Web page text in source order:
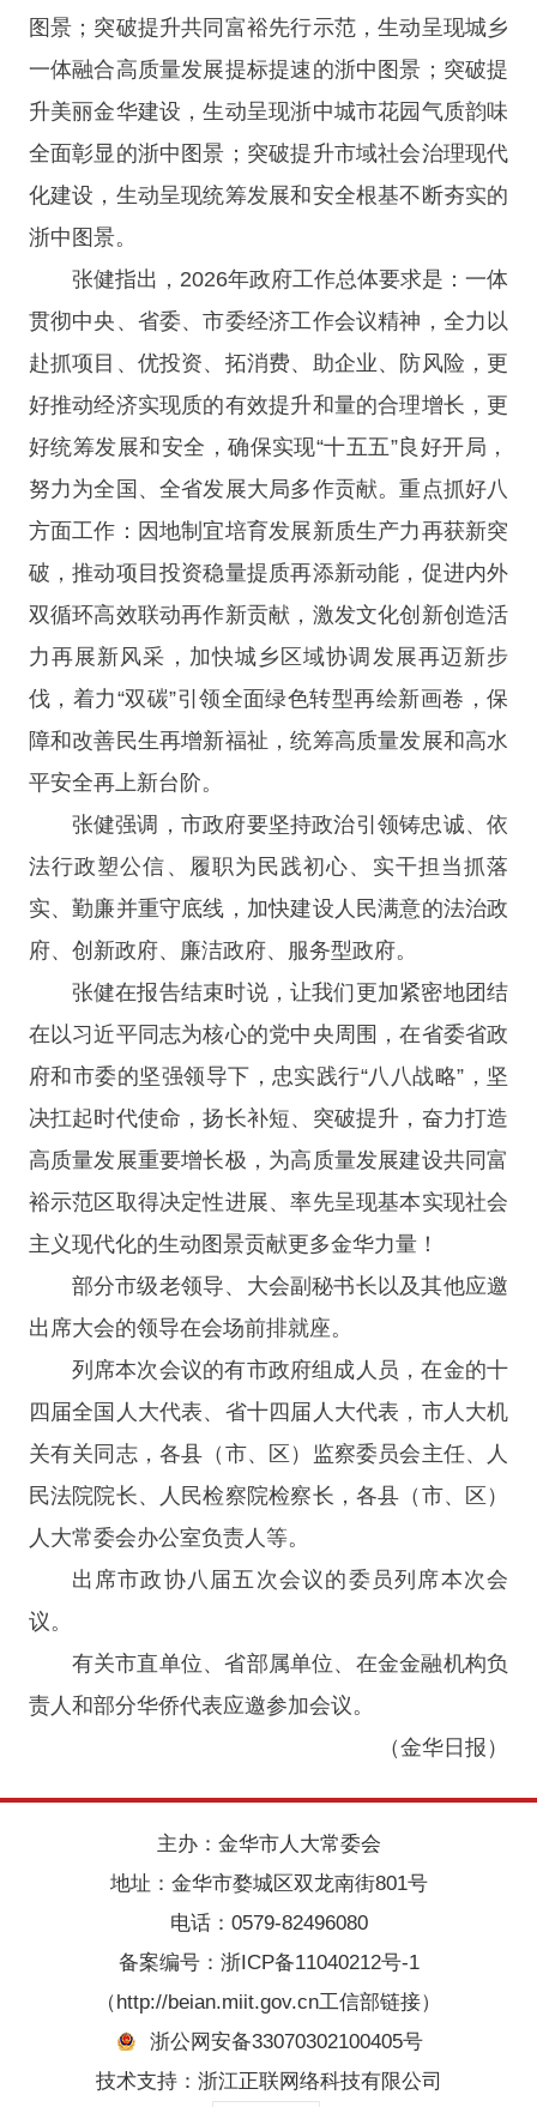
图景；突破提升共同富裕先行示范，生动呈现城乡
一体融合高质量发展提标提速的浙中图景；突破提
升美丽金华建设，生动呈现浙中城市花园气质韵味
全面彰显的浙中图景；突破提升市域社会治理现代
化建设，生动呈现统筹发展和安全根基不断夯实的
浙中图景。
张健指出，2026年政府工作总体要求是：一体
贯彻中央、省委、市委经济工作会议精神，全力以
赴抓项目、优投资、拓消费、助企业、防风险，更
好推动经济实现质的有效提升和量的合理增长，更
好统筹发展和安全，确保实现“十五五”良好开局，
努力为全国、全省发展大局多作贡献。重点抓好八
方面工作：因地制宜培育发展新质生产力再获新突
破，推动项目投资稳量提质再添新动能，促进内外
双循环高效联动再作新贡献，激发文化创新创造活
力再展新风采，加快城乡区域协调发展再迈新步
伐，着力“双碳”引领全面绿色转型再绘新画卷，保
障和改善民生再增新福祉，统筹高质量发展和高水
平安全再上新台阶。
张健强调，市政府要坚持政治引领铸忠诚、依
法行政塑公信、履职为民践初心、实干担当抓落
实、勤廉并重守底线，加快建设人民满意的法治政
府、创新政府、廉洁政府、服务型政府。
张健在报告结束时说，让我们更加紧密地团结
在以习近平同志为核心的党中央周围，在省委省政
府和市委的坚强领导下，忠实践行“八八战略”，坚
决扛起时代使命，扬长补短、突破提升，奋力打造
高质量发展重要增长极，为高质量发展建设共同富
裕示范区取得决定性进展、率先呈现基本实现社会
主义现代化的生动图景贡献更多金华力量！
部分市级老领导、大会副秘书长以及其他应邀
出席大会的领导在会场前排就座。
列席本次会议的有市政府组成人员，在金的十
四届全国人大代表、省十四届人大代表，市人大机
关有关同志，各县（市、区）监察委员会主任、人
民法院院长、人民检察院检察长，各县（市、区）
人大常委会办公室负责人等。
出席市政协八届五次会议的委员列席本次会
议。
有关市直单位、省部属单位、在金金融机构负
责人和部分华侨代表应邀参加会议。
（金华日报）
主办：金华市人大常委会
地址：金华市婺城区双龙南街801号
电话：0579-82496080
备案编号： 浙ICP备11040212号-1
（http://beian.miit.gov.cn工信部链接）
浙公网安备33070302100405号
技术支持：浙江正联网络科技有限公司